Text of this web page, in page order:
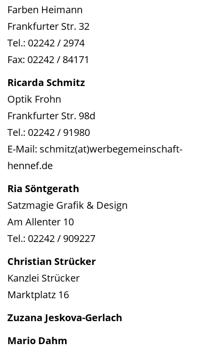
Farben Heimann
Frankfurter Str. 32
Tel.: 02242 / 2974
Fax: 02242 / 84171
Ricarda Schmitz
Optik Frohn
Frankfurter Str. 98d
Tel.: 02242 / 91980
E-Mail: schmitz(at)werbegemeinschaft-
hennef.de
Ria Söntgerath
Satzmagie Grafik & Design
Am Allenter 10
Tel.: 02242 / 909227
Christian Strücker
Kanzlei Strücker
Marktplatz 16
Zuzana Jeskova-Gerlach
Mario Dahm